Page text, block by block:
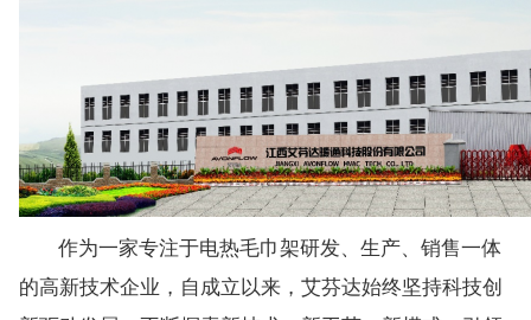
作为一家专注于电热毛巾架研发、生产、销售一体
的高新技术企业，自成立以来，艾芬达始终坚持科技创